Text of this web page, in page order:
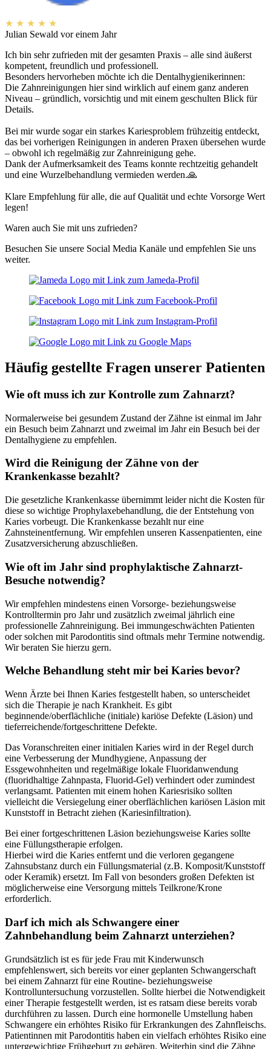
★ ★ ★ ★ ★
Julian Sewald vor einem Jahr
Ich bin sehr zufrieden mit der gesamten Praxis – alle sind äußerst
kompetent, freundlich und professionell.
Besonders hervorheben möchte ich die Dentalhygienikerinnen:
Die Zahnreinigungen hier sind wirklich auf einem ganz anderen
Niveau – gründlich, vorsichtig und mit einem geschulten Blick für
Details.
Bei mir wurde sogar ein starkes Kariesproblem frühzeitig entdeckt,
das bei vorherigen Reinigungen in anderen Praxen übersehen wurde
– obwohl ich regelmäßig zur Zahnreinigung gehe.
Dank der Aufmerksamkeit des Teams konnte rechtzeitig gehandelt
und eine Wurzelbehandlung vermieden werden.🙏
Klare Empfehlung für alle, die auf Qualität und echte Vorsorge Wert
legen!
Waren auch Sie mit uns zufrieden?
Besuchen Sie unsere Social Media Kanäle und empfehlen Sie uns
weiter.
Häufig gestellte Fragen unserer Patienten
Wie oft muss ich zur Kontrolle zum Zahnarzt?
Normalerweise bei gesundem Zustand der Zähne ist einmal im Jahr
ein Besuch beim Zahnarzt und zweimal im Jahr ein Besuch bei der
Dentalhygiene zu empfehlen.
Wird die Reinigung der Zähne von der
Krankenkasse bezahlt?
Die gesetzliche Krankenkasse übernimmt leider nicht die Kosten für
diese so wichtige Prophylaxebehandlung, die der Entstehung von
Karies vorbeugt. Die Krankenkasse bezahlt nur eine
Zahnsteinentfernung. Wir empfehlen unseren Kassenpatienten, eine
Zusatzversicherung abzuschließen.
Wie oft im Jahr sind prophylaktische Zahnarzt-
Besuche notwendig?
Wir empfehlen mindestens einen Vorsorge- beziehungsweise
Kontrolltermin pro Jahr und zusätzlich zweimal jährlich eine
professionelle Zahnreinigung. Bei immungeschwächten Patienten
oder solchen mit Parodontitis sind oftmals mehr Termine notwendig.
Wir beraten Sie hierzu gern.
Welche Behandlung steht mir bei Karies bevor?
Wenn Ärzte bei Ihnen Karies festgestellt haben, so unterscheidet
sich die Therapie je nach Krankheit. Es gibt
beginnende/oberflächliche (initiale) kariöse Defekte (Läsion) und
tieferreichende/fortgeschrittene Defekte.
Das Voranschreiten einer initialen Karies wird in der Regel durch
eine Verbesserung der Mundhygiene, Anpassung der
Essgewohnheiten und regelmäßige lokale Fluoridanwendung
(fluoridhaltige Zahnpasta, Fluorid-Gel) verhindert oder zumindest
verlangsamt. Patienten mit einem hohen Kariesrisiko sollten
vielleicht die Versiegelung einer oberflächlichen kariösen Läsion mit
Kunststoff in Betracht ziehen (Kariesinfiltration).
Bei einer fortgeschrittenen Läsion beziehungsweise Karies sollte
eine Füllungstherapie erfolgen.
Hierbei wird die Karies entfernt und die verloren gegangene
Zahnsubstanz durch ein Füllungsmaterial (z.B. Komposit/Kunststoff
oder Keramik) ersetzt. Im Fall von besonders großen Defekten ist
möglicherweise eine Versorgung mittels Teilkrone/Krone
erforderlich.
Darf ich mich als Schwangere einer
Zahnbehandlung beim Zahnarzt unterziehen?
Grundsätzlich ist es für jede Frau mit Kinderwunsch
empfehlenswert, sich bereits vor einer geplanten Schwangerschaft
bei einem Zahnarzt für eine Routine- beziehungsweise
Kontrolluntersuchung vorzustellen. Sollte hierbei die Notwendigkeit
einer Therapie festgestellt werden, ist es ratsam diese bereits vorab
durchführen zu lassen. Durch eine hormonelle Umstellung haben
Schwangere ein erhöhtes Risiko für Erkrankungen des Zahnfleischs.
Patientinnen mit Parodontitis haben ein vielfach erhöhtes Risiko eine
untergewichtige Frühgeburt zu gebären. Weiterhin sind die Zähne